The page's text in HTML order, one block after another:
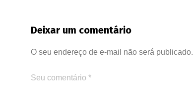
Deixar um comentário
O seu endereço de e-mail não será publicado.